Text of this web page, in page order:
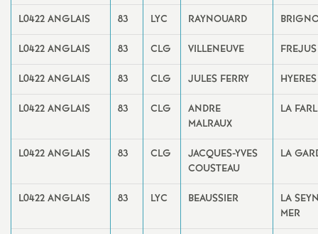
L0422 ANGLAIS 83 LYC RAYNOUARD
L0422 ANGLAIS 83 CLG VILLENEUVE FREJUS
L0422 ANGLAIS 83 CLG JULES FERRY HYERES
L0422 ANGLAIS 83 CLG
ANDRE
MALRAUX
LA
L0422 ANGLAIS 83 CLG
JACQUES-YVES
COUSTEAU
LA
L0422 ANGLAIS 83 LYC BEAUSSIER
LA
MER